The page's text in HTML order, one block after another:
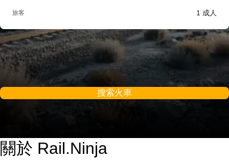
旅客 1 成人
搜索火車
關於 Rail.Ninja